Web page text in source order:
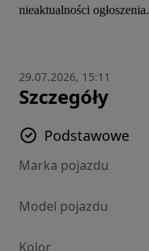
nieaktualności ogłoszenia.
29.07.2026, 15:11
Szczegóły
Podstawowe
Marka pojazdu
Model pojazdu
Kolor